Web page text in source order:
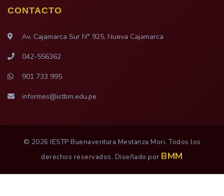
CONTACTO
Av. Cajamarca Sur N° 925, Nueva Cajamarca
042-556362
901 733 995
informes@istbm.edu.pe
© 2026 IESTP Buenaventura Mestanza Mori. Todos los
derechos reservados. Diseñado por BMM